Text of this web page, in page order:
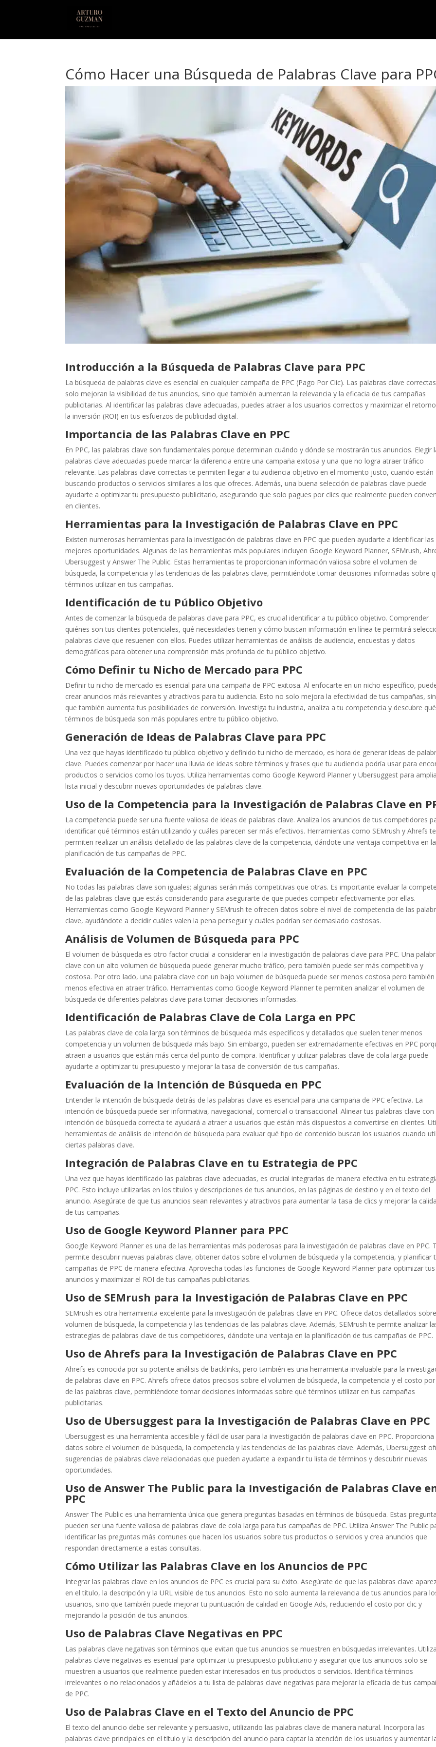
Cómo Hacer una Búsqueda de Palabras Clave para
Introducción a la Búsqueda de Palabras Clave para PPC
La búsqueda de palabras clave es esencial en cualquier campaña de PPC (Pago Por Clic). Las palabras clave
solo mejoran la visibilidad de tus anuncios, sino que también aumentan la relevancia y la eficacia de tus campañas
publicitarias. Al identificar las palabras clave adecuadas, puedes atraer a los usuarios correctos y maximizar el
la inversión (ROI) en tus esfuerzos de publicidad digital.
Importancia de las Palabras Clave en PPC
En PPC, las palabras clave son fundamentales porque determinan cuándo y dónde se mostrarán tus anuncios. Elegir
palabras clave adecuadas puede marcar la diferencia entre una campaña exitosa y una que no logra atraer tráfico
relevante. Las palabras clave correctas te permiten llegar a tu audiencia objetivo en el momento justo, cuando están
buscando productos o servicios similares a los que ofreces. Además, una buena selección de palabras clave puede
ayudarte a optimizar tu presupuesto publicitario, asegurando que solo pagues por clics que realmente pueden
en clientes.
Herramientas para la Investigación de Palabras Clave en PPC
Existen numerosas herramientas para la investigación de palabras clave en PPC que pueden ayudarte a identificar las
mejores oportunidades. Algunas de las herramientas más populares incluyen Google Keyword Planner, SEMrush,
Ubersuggest y Answer The Public. Estas herramientas te proporcionan información valiosa sobre el volumen de
búsqueda, la competencia y las tendencias de las palabras clave, permitiéndote tomar decisiones informadas sobre
términos utilizar en tus campañas.
Identificación de tu Público Objetivo
Antes de comenzar la búsqueda de palabras clave para PPC, es crucial identificar a tu público objetivo. Comprender
quiénes son tus clientes potenciales, qué necesidades tienen y cómo buscan información en línea te permitirá
palabras clave que resuenen con ellos. Puedes utilizar herramientas de análisis de audiencia, encuestas y datos
demográficos para obtener una comprensión más profunda de tu público objetivo.
Cómo Definir tu Nicho de Mercado para PPC
Definir tu nicho de mercado es esencial para una campaña de PPC exitosa. Al enfocarte en un nicho específico,
crear anuncios más relevantes y atractivos para tu audiencia. Esto no solo mejora la efectividad de tus campañas,
que también aumenta tus posibilidades de conversión. Investiga tu industria, analiza a tu competencia y descubre qué
términos de búsqueda son más populares entre tu público objetivo.
Generación de Ideas de Palabras Clave para PPC
Una vez que hayas identificado tu público objetivo y definido tu nicho de mercado, es hora de generar ideas de
clave. Puedes comenzar por hacer una lluvia de ideas sobre términos y frases que tu audiencia podría usar para
productos o servicios como los tuyos. Utiliza herramientas como Google Keyword Planner y Ubersuggest para
lista inicial y descubrir nuevas oportunidades de palabras clave.
Uso de la Competencia para la Investigación de Palabras Clave en
La competencia puede ser una fuente valiosa de ideas de palabras clave. Analiza los anuncios de tus competidores
identificar qué términos están utilizando y cuáles parecen ser más efectivos. Herramientas como SEMrush y Ahrefs te
permiten realizar un análisis detallado de las palabras clave de la competencia, dándote una ventaja competitiva en la
planificación de tus campañas de PPC.
Evaluación de la Competencia de Palabras Clave en PPC
No todas las palabras clave son iguales; algunas serán más competitivas que otras. Es importante evaluar la
de las palabras clave que estás considerando para asegurarte de que puedes competir efectivamente por ellas.
Herramientas como Google Keyword Planner y SEMrush te ofrecen datos sobre el nivel de competencia de las
clave, ayudándote a decidir cuáles valen la pena perseguir y cuáles podrían ser demasiado costosas.
Análisis de Volumen de Búsqueda para PPC
El volumen de búsqueda es otro factor crucial a considerar en la investigación de palabras clave para PPC. Una
clave con un alto volumen de búsqueda puede generar mucho tráfico, pero también puede ser más competitiva y
costosa. Por otro lado, una palabra clave con un bajo volumen de búsqueda puede ser menos costosa pero también
menos efectiva en atraer tráfico. Herramientas como Google Keyword Planner te permiten analizar el volumen de
búsqueda de diferentes palabras clave para tomar decisiones informadas.
Identificación de Palabras Clave de Cola Larga en PPC
Las palabras clave de cola larga son términos de búsqueda más específicos y detallados que suelen tener menos
competencia y un volumen de búsqueda más bajo. Sin embargo, pueden ser extremadamente efectivas en PPC
atraen a usuarios que están más cerca del punto de compra. Identificar y utilizar palabras clave de cola larga puede
ayudarte a optimizar tu presupuesto y mejorar la tasa de conversión de tus campañas.
Evaluación de la Intención de Búsqueda en PPC
Entender la intención de búsqueda detrás de las palabras clave es esencial para una campaña de PPC efectiva. La
intención de búsqueda puede ser informativa, navegacional, comercial o transaccional. Alinear tus palabras clave con
intención de búsqueda correcta te ayudará a atraer a usuarios que están más dispuestos a convertirse en clientes.
herramientas de análisis de intención de búsqueda para evaluar qué tipo de contenido buscan los usuarios cuando
ciertas palabras clave.
Integración de Palabras Clave en tu Estrategia de PPC
Una vez que hayas identificado las palabras clave adecuadas, es crucial integrarlas de manera efectiva en tu
PPC. Esto incluye utilizarlas en los títulos y descripciones de tus anuncios, en las páginas de destino y en el texto del
anuncio. Asegúrate de que tus anuncios sean relevantes y atractivos para aumentar la tasa de clics y mejorar la
de tus campañas.
Uso de Google Keyword Planner para PPC
Google Keyword Planner es una de las herramientas más poderosas para la investigación de palabras clave en PPC.
permite descubrir nuevas palabras clave, obtener datos sobre el volumen de búsqueda y la competencia, y planificar
campañas de PPC de manera efectiva. Aprovecha todas las funciones de Google Keyword Planner para optimizar tus
anuncios y maximizar el ROI de tus campañas publicitarias.
Uso de SEMrush para la Investigación de Palabras Clave en PPC
SEMrush es otra herramienta excelente para la investigación de palabras clave en PPC. Ofrece datos detallados
volumen de búsqueda, la competencia y las tendencias de las palabras clave. Además, SEMrush te permite analizar
estrategias de palabras clave de tus competidores, dándote una ventaja en la planificación de tus campañas de PPC.
Uso de Ahrefs para la Investigación de Palabras Clave en PPC
Ahrefs es conocida por su potente análisis de backlinks, pero también es una herramienta invaluable para la
de palabras clave en PPC. Ahrefs ofrece datos precisos sobre el volumen de búsqueda, la competencia y el costo
de las palabras clave, permitiéndote tomar decisiones informadas sobre qué términos utilizar en tus campañas
publicitarias.
Uso de Ubersuggest para la Investigación de Palabras Clave en PPC
Ubersuggest es una herramienta accesible y fácil de usar para la investigación de palabras clave en PPC. Proporciona
datos sobre el volumen de búsqueda, la competencia y las tendencias de las palabras clave. Además, Ubersuggest
sugerencias de palabras clave relacionadas que pueden ayudarte a expandir tu lista de términos y descubrir nuevas
oportunidades.
Uso de Answer The Public para la Investigación de Palabras Clave
PPC
Answer The Public es una herramienta única que genera preguntas basadas en términos de búsqueda. Estas
pueden ser una fuente valiosa de palabras clave de cola larga para tus campañas de PPC. Utiliza Answer The Public
identificar las preguntas más comunes que hacen los usuarios sobre tus productos o servicios y crea anuncios que
respondan directamente a estas consultas.
Cómo Utilizar las Palabras Clave en los Anuncios de PPC
Integrar las palabras clave en los anuncios de PPC es crucial para su éxito. Asegúrate de que las palabras clave
en el título, la descripción y la URL visible de tus anuncios. Esto no solo aumenta la relevancia de tus anuncios para
usuarios, sino que también puede mejorar tu puntuación de calidad en Google Ads, reduciendo el costo por clic y
mejorando la posición de tus anuncios.
Uso de Palabras Clave Negativas en PPC
Las palabras clave negativas son términos que evitan que tus anuncios se muestren en búsquedas irrelevantes.
palabras clave negativas es esencial para optimizar tu presupuesto publicitario y asegurar que tus anuncios solo se
muestren a usuarios que realmente pueden estar interesados en tus productos o servicios. Identifica términos
irrelevantes o no relacionados y añádelos a tu lista de palabras clave negativas para mejorar la eficacia de tus
de PPC.
Uso de Palabras Clave en el Texto del Anuncio de PPC
El texto del anuncio debe ser relevante y persuasivo, utilizando las palabras clave de manera natural. Incorpora las
palabras clave principales en el título y la descripción del anuncio para captar la atención de los usuarios y aumentar